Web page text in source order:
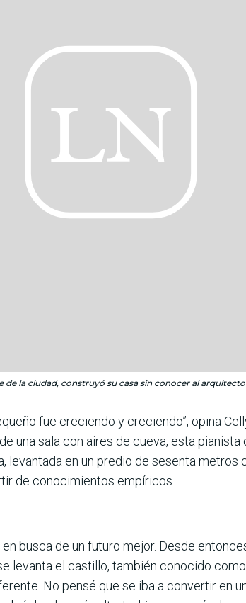
la ciudad, construyó su casa sin conocer al
fue creciendo y creciendo”, opina
una sala con aires de cueva, esta
levantada en un predio de sesenta
de conocimientos empíricos.
en busca de un futuro mejor. Desde
levanta el castillo, también conocido
No pensé que se iba a convertir en